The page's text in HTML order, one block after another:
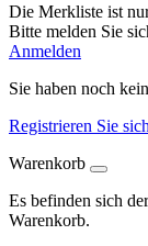
Die Merkliste ist
Bitte melden Sie
Anmelden
Sie haben noch
Registrieren Sie
Warenkorb
Es befinden sich
Warenkorb.